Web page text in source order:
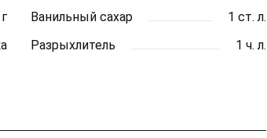
Ванильный сахар
1 ст. л.
Разрыхлитель 1 ч. л.